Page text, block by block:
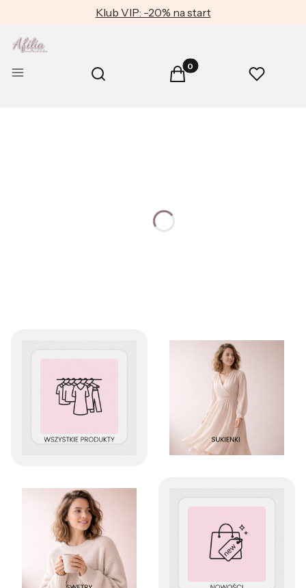
Klub VIP: -20% na start
Menu Otwórz wyszukiwarkę
Szukaj Produkty w koszyku: 0.
Koszyk Ulubione